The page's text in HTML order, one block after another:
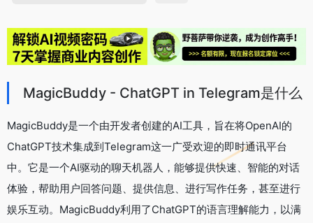
MagicBuddy - ChatGPT in Telegram是什么
MagicBuddy是一个由开发者创建的AI工具，旨在将OpenAI的
ChatGPT技术集成到Telegram这一广受欢迎的即时通讯平台
中。它是一个AI驱动的聊天机器人，能够提供快速、智能的对话
体验，帮助用户回答问题、提供信息、进行写作任务，甚至进行
娱乐互动。MagicBuddy利用了ChatGPT的语言理解能力，以满